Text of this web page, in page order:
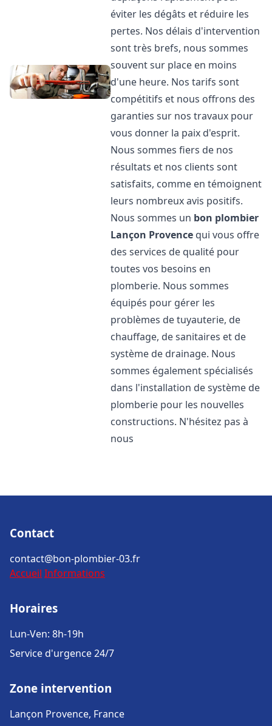
éviter les dégâts et réduire les
pertes. Nos délais d'intervention
sont très brefs, nous sommes
souvent sur place en moins
d'une heure. Nos tarifs sont
compétitifs et nous offrons des
garanties sur nos travaux pour
vous donner la paix d'esprit.
Nous sommes fiers de nos
résultats et nos clients sont
satisfaits, comme en témoignent
leurs nombreux avis positifs.
Nous sommes un bon plombier
Lançon Provence qui vous offre
des services de qualité pour
toutes vos besoins en
plomberie. Nous sommes
équipés pour gérer les
problèmes de tuyauterie, de
chauffage, de sanitaires et de
système de drainage. Nous
sommes également spécialisés
dans l'installation de système de
plomberie pour les nouvelles
constructions. N'hésitez pas à
nous
Contact
contact@bon-plombier-03.fr
Accueil Informations
Horaires
Lun-Ven: 8h-19h
Service d'urgence 24/7
Zone intervention
Lançon Provence, France